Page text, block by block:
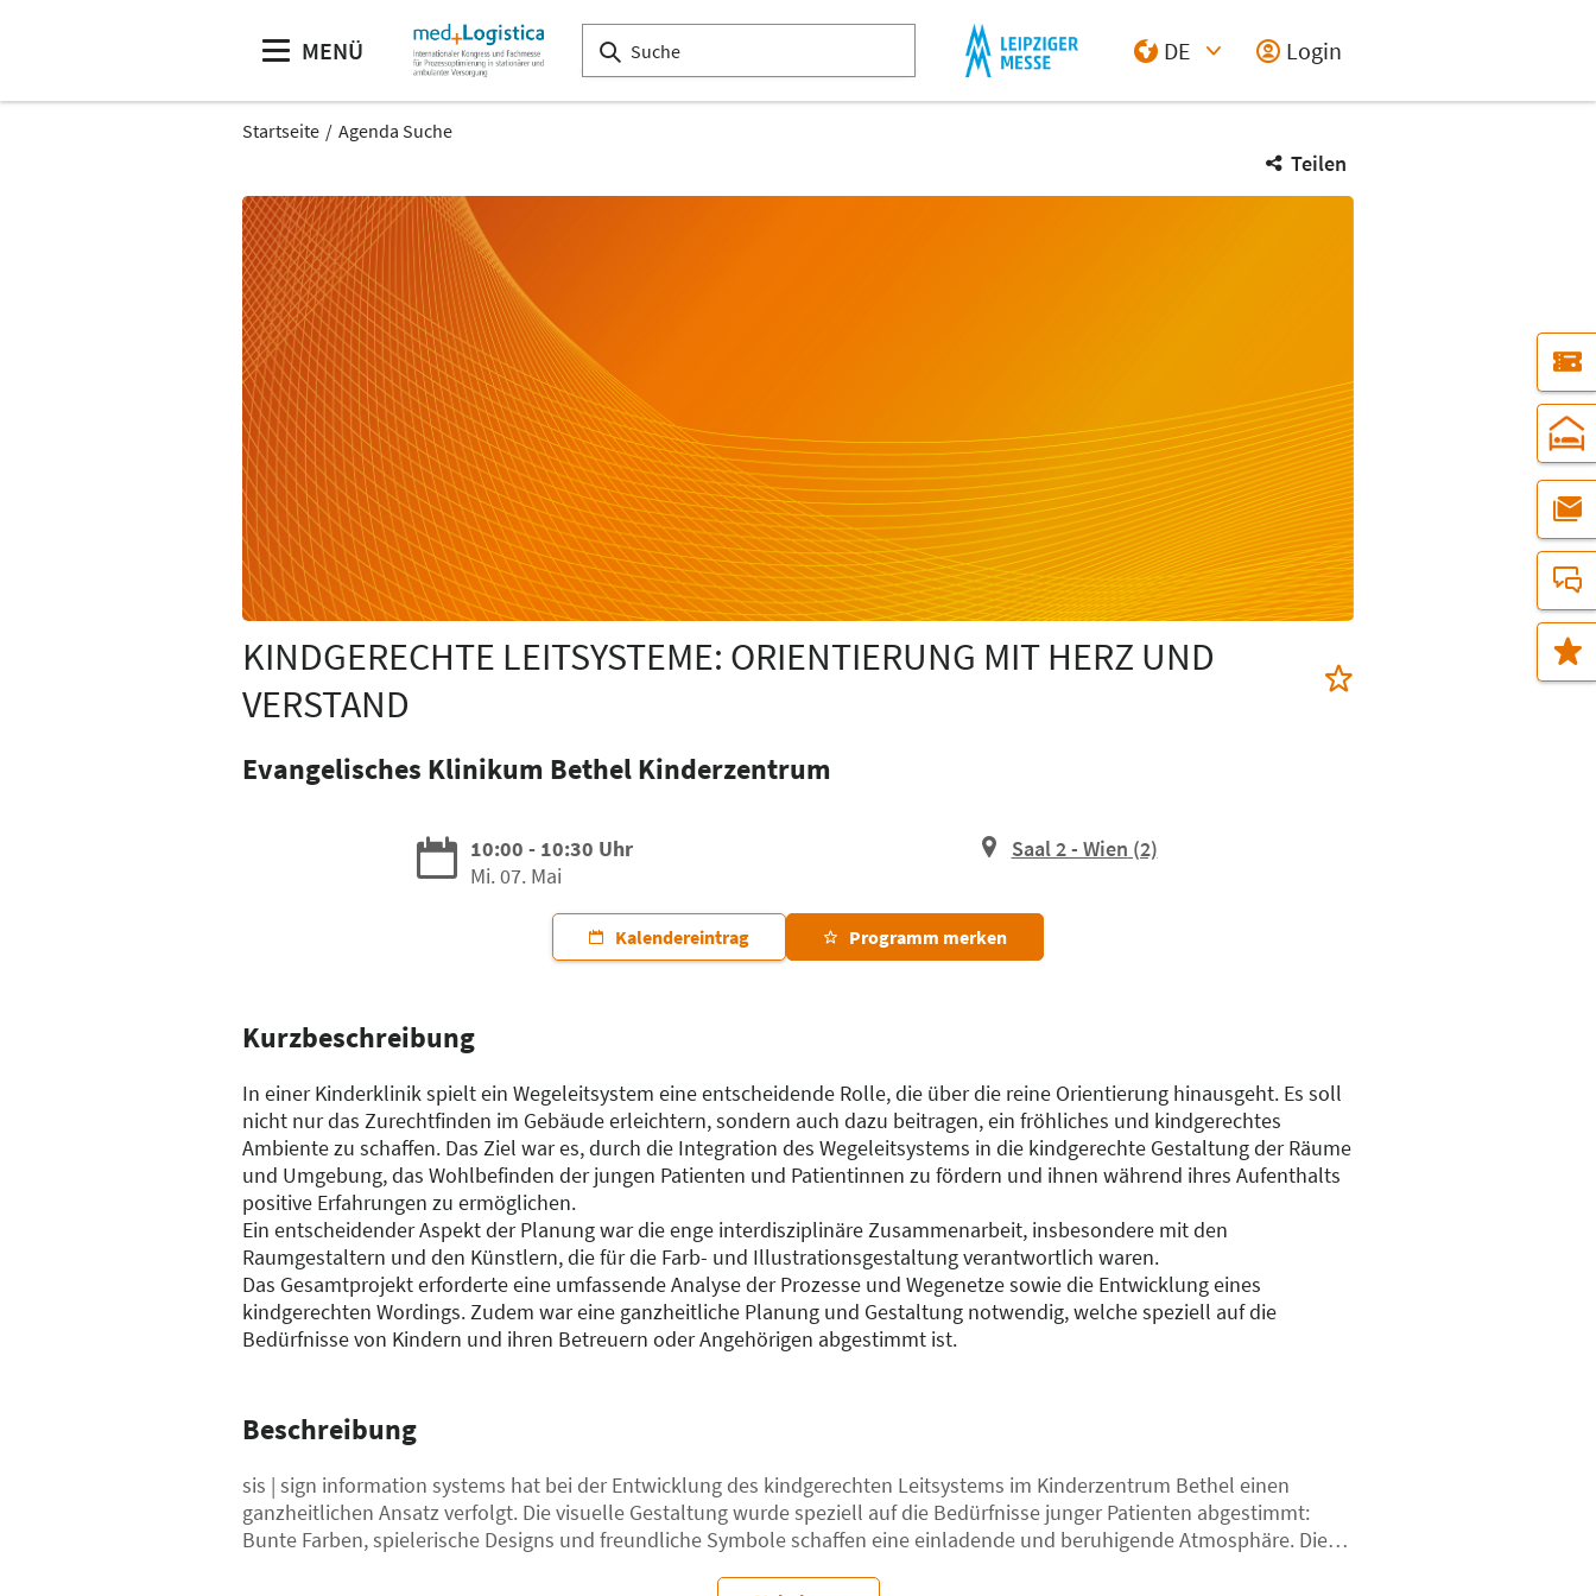
MENÜ
DE
Login
Startseite Agenda Suche
Teilen
KINDGERECHTE LEITSYSTEME: ORIENTIERUNG MIT HERZ UND
VERSTAND
Evangelisches Klinikum Bethel Kinderzentrum
10:00 - 10:30 Uhr
Mi. 07. Mai
Saal 2 - Wien (2)
Kalendereintrag Programm merken
Kurzbeschreibung
In einer Kinderklinik spielt ein Wegeleitsystem eine entscheidende Rolle, die über die reine Orientierung hinausgeht. Es soll
nicht nur das Zurechtfinden im Gebäude erleichtern, sondern auch dazu beitragen, ein fröhliches und kindgerechtes
Ambiente zu schaffen. Das Ziel war es, durch die Integration des Wegeleitsystems in die kindgerechte Gestaltung der Räume
und Umgebung, das Wohlbefinden der jungen Patienten und Patientinnen zu fördern und ihnen während ihres Aufenthalts
positive Erfahrungen zu ermöglichen.
Ein entscheidender Aspekt der Planung war die enge interdisziplinäre Zusammenarbeit, insbesondere mit den
Raumgestaltern und den Künstlern, die für die Farb- und Illustrationsgestaltung verantwortlich waren.
Das Gesamtprojekt erforderte eine umfassende Analyse der Prozesse und Wegenetze sowie die Entwicklung eines
kindgerechten Wordings. Zudem war eine ganzheitliche Planung und Gestaltung notwendig, welche speziell auf die
Bedürfnisse von Kindern und ihren Betreuern oder Angehörigen abgestimmt ist.
Beschreibung
sis | sign information systems hat bei der Entwicklung des kindgerechten Leitsystems im Kinderzentrum Bethel einen
ganzheitlichen Ansatz verfolgt. Die visuelle Gestaltung wurde speziell auf die Bedürfnisse junger Patienten abgestimmt:
Bunte Farben, spielerische Designs und freundliche Symbole schaffen eine einladende und beruhigende Atmosphäre. Diese